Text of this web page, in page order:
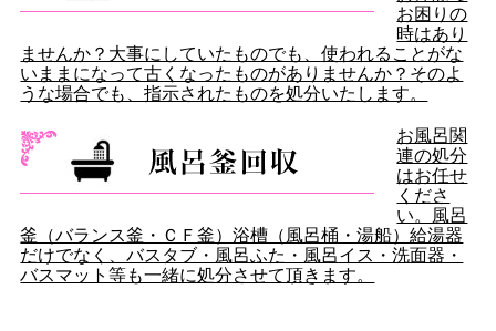
お困りの
時はあり
ませんか？大事にしていたものでも、使われることがな
いままになって古くなったものがありませんか？そのよ
うな場合でも、指示されたものを処分いたします。
お風呂関
連の処分
はお任せ
くださ
い。風呂
釜（バランス釜・ＣＦ釜）浴槽（風呂桶・湯船）給湯器
だけでなく、バスタブ・風呂ふた・風呂イス・洗面器・
バスマット等も一緒に処分させて頂きます。